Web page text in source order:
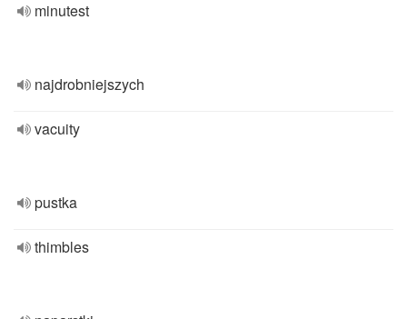
minutest
najdrobniejszych
vacuity
pustka
thimbles